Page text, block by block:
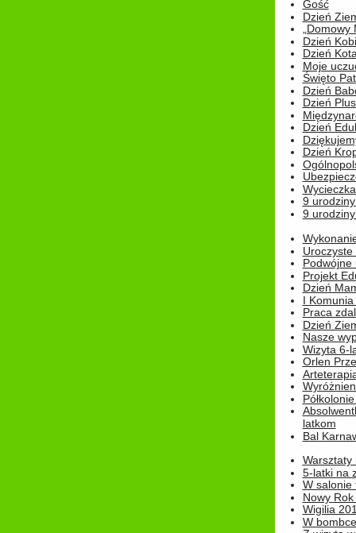
Gość
Dzień
Dzień
Dzień
Moje
Święto
Dzień
Dzień
Dzień
Dzień
9
9
Podwójne
Projekt
Dzień
I
Praca
Dzień
Nasze
Wizyta 6-
Orlen
latkom
Bal
Warsztaty
5-latki na
W salonie
Nowy
Wigilia
W bombce